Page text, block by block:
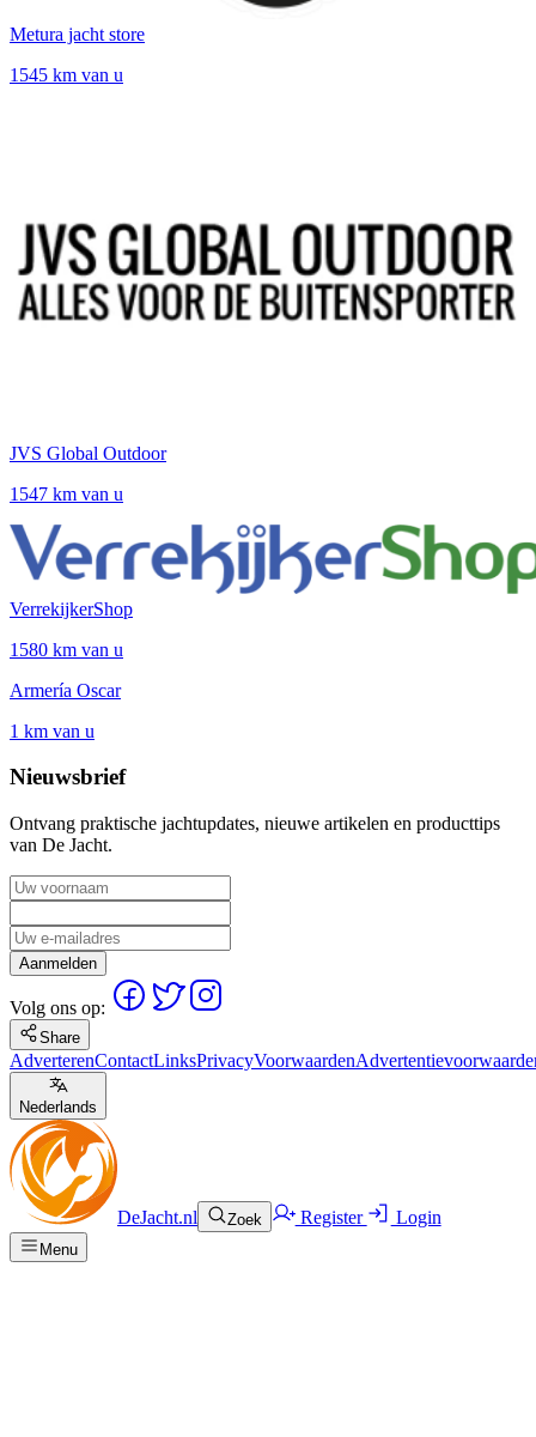
Metura jacht store
1545 km van u
JVS Global Outdoor
1547 km van u
VerrekijkerShop
1580 km van u
Armería Oscar
1 km van u
Nieuwsbrief
Ontvang praktische jachtupdates, nieuwe artikelen en producttips
van De Jacht.
Aanmelden
Volg ons op:
Share
AdverterenContactLinksPrivacyVoorwaarden
Nederlands
DeJacht.nl Zoek Register Login
Menu